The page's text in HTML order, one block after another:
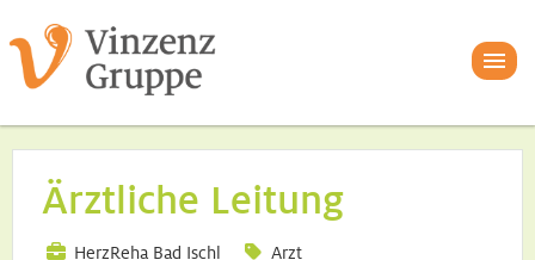
Ärztliche Leitung
HerzReha Bad Ischl
Arzt